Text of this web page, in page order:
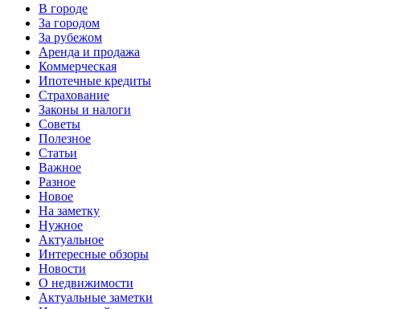
В городе
За городом
За рубежом
Аренда и продажа
Коммерческая
Ипотечные кредиты
Страхование
Законы и налоги
Советы
Полезное
Статьи
Важное
Разное
Новое
На заметку
Нужное
Актуальное
Интересные обзоры
Новости
О недвижимости
Актуальные заметки